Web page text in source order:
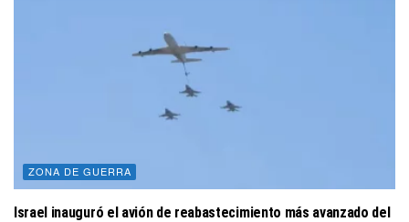
ZONA DE GUERRA
Israel inauguró el avión de reabastecimiento más avanzado del